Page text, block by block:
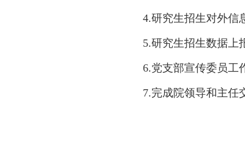
4.研究生招生对外信
5.研究生招生数据上
6.党支部宣传委员工
7.完成院领导和主任